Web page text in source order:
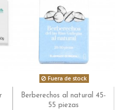
Fuera de stock
Berberechos al natural 45-
55 piezas